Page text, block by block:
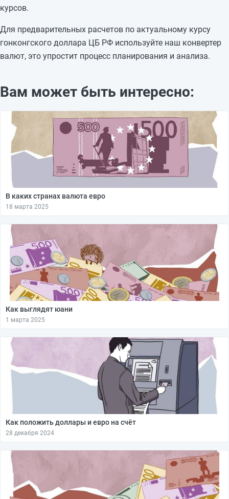
01.11.2025
курсов.
Для предварительных расчетов по актуальному курсу
гонконгского доллара ЦБ РФ используйте наш конвертер
валют, это упростит процесс планирования и анализа.
Вам может быть интересно:
В каких странах валюта евро
18 марта 2025
Как выглядят юани
1 марта 2025
Как положить доллары и евро на счёт
28 декабря 2024